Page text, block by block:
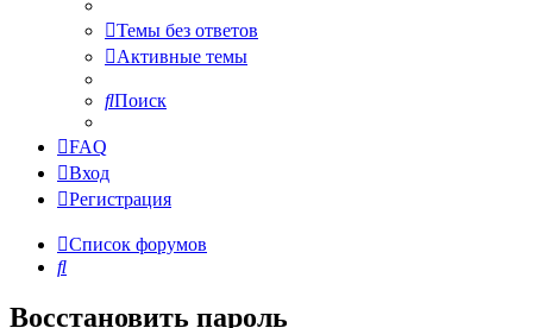
Темы без ответов
Активные темы
Поиск
FAQ
Вход
Регистрация
Список форумов
Поиск
Восстановить пароль